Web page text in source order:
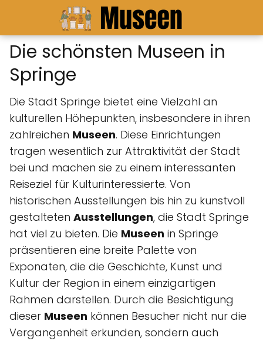
Die schönsten Museen in
Springe
Die Stadt Springe bietet eine Vielzahl an
kulturellen Höhepunkten, insbesondere in ihren
zahlreichen Museen. Diese Einrichtungen
tragen wesentlich zur Attraktivität der Stadt
bei und machen sie zu einem interessanten
Reiseziel für Kulturinteressierte. Von
historischen Ausstellungen bis hin zu kunstvoll
gestalteten Ausstellungen, die Stadt Springe
hat viel zu bieten. Die Museen in Springe
präsentieren eine breite Palette von
Exponaten, die die Geschichte, Kunst und
Kultur der Region in einem einzigartigen
Rahmen darstellen. Durch die Besichtigung
dieser Museen können Besucher nicht nur die
Vergangenheit erkunden, sondern auch